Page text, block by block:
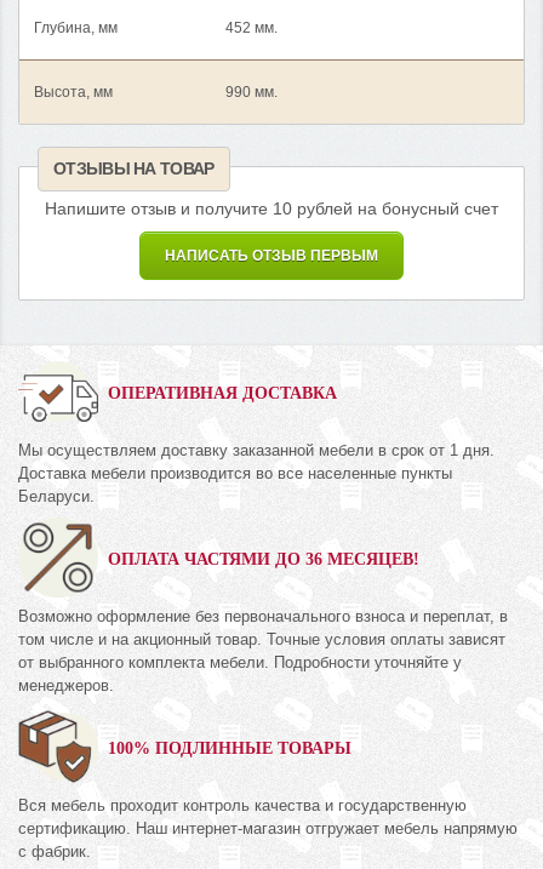
Глубина, мм 452 мм.
Высота, мм 990 мм.
ОТЗЫВЫ НА ТОВАР
Напишите отзыв и получите 10 рублей на бонусный счет
НАПИСАТЬ ОТЗЫВ ПЕРВЫМ
ОПЕРАТИВНАЯ ДОСТАВКА
Мы осуществляем доставку заказанной мебели в срок от 1 дня.
Доставка мебели производится во все населенные пункты
Беларуси.
ОПЛАТА ЧАСТЯМИ ДО 36 МЕСЯЦЕВ!
Возможно оформление без первоначального взноса и переплат, в
том числе и на акционный товар. Точные условия оплаты зависят
от выбранного комплекта мебели. Подробности уточняйте у
менеджеров.
100% ПОДЛИННЫЕ ТОВАРЫ
Вся мебель проходит контроль качества и государственную
сертификацию. Наш интернет-магазин отгружает мебель напрямую
с фабрик.